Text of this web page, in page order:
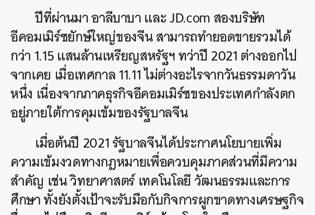
ปีที่ผ่านมา อาลีบาบา และ JD.com สองบริษัท
อีคอมเมิร์ซยักษ์ใหญ่ของจีน สามารถทำยอดขายรวมได้
กว่า 1.15 แสนล้านเหรียญสหรัฐฯ ทว่าปี 2021 ต่างออกไป
จากเคย เมื่อเทศกาล 11.11 ไม่ต่างอะไรจากวันธรรมดาวัน
หนึ่ง เนื่องจากภาคธุรกิจอีคอมเมิร์ซของประเทศกำลังตก
อยู่ภายใต้การคุมเข้มของรัฐบาลจีน
เมื่อต้นปี 2021 รัฐบาลจีนได้ประกาศนโยบายเพิ่ม
ความเข้มงวดทางกฎหมายเพื่อควบคุมภาคส่วนที่มีความ
สำคัญ เช่น วิทยาศาสตร์ เทคโนโลยี วัฒนธรรมและการ
ศึกษา ทั้งยังตั้งเป้าจะรับมือกับกิจการผูกขาดทางเศรษฐกิจ